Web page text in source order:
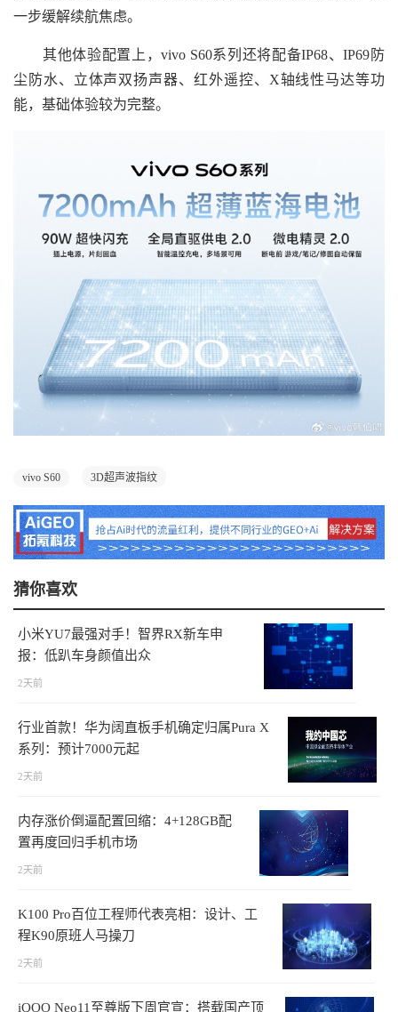
一步缓解续航焦虑。
其他体验配置上，vivo S60系列还将配备IP68、IP69防
尘防水、立体声双扬声器、红外遥控、X轴线性马达等功
能，基础体验较为完整。
vivo S60 3D超声波指纹
猜你喜欢
小米YU7最强对手！智界RX新车申
报：低趴车身颜值出众
2天前
行业首款！华为阔直板手机确定归属Pura X
系列：预计7000元起
2天前
内存涨价倒逼配置回缩：4+128GB配
置再度回归手机市场
2天前
K100 Pro百位工程师代表亮相：设计、工
程K90原班人马操刀
2天前
iQOO Neo11至尊版下周官宣：搭载国产顶